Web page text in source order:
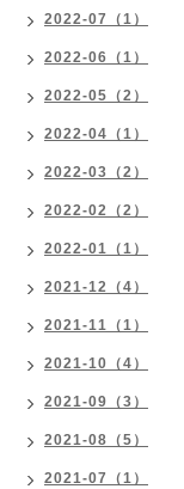
2022-07（1）
2022-06（1）
2022-05（2）
2022-04（1）
2022-03（2）
2022-02（2）
2022-01（1）
2021-12（4）
2021-11（1）
2021-10（4）
2021-09（3）
2021-08（5）
2021-07（1）